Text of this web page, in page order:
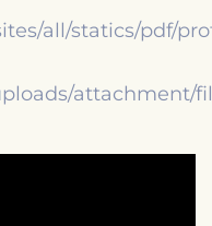
all/statics/pdf/
attachment/